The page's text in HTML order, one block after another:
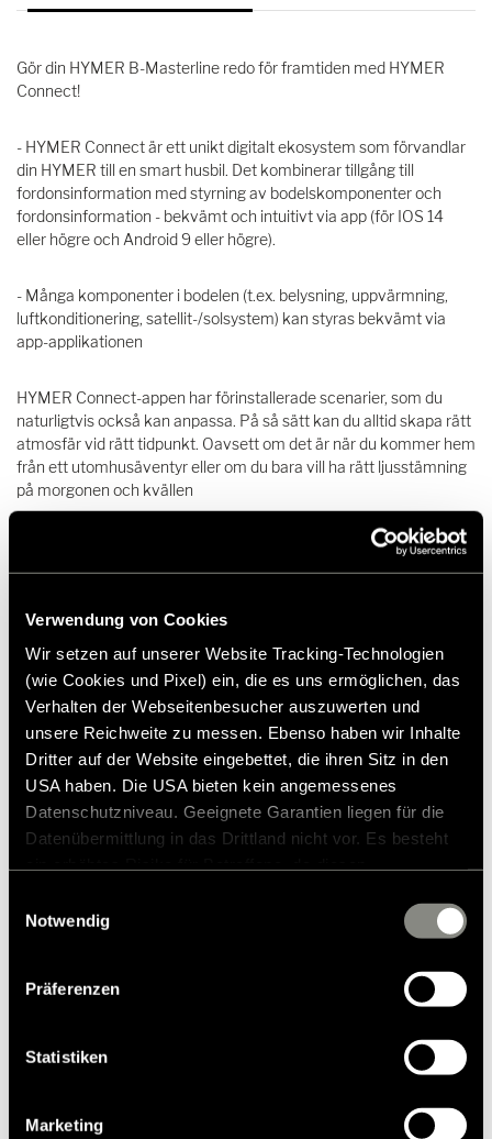
Verwendung von Cookies
Wir setzen auf unserer Website Tracking-Technologien
(wie Cookies und Pixel) ein, die es uns ermöglichen, das
Verhalten der Webseitenbesucher auszuwerten und
unsere Reichweite zu messen. Ebenso haben wir Inhalte
Dritter auf der Website eingebettet, die ihren Sitz in den
USA haben. Die USA bieten kein angemessenes
Datenschutzniveau. Geeignete Garantien liegen für die
Datenübermittlung in das Drittland nicht vor. Es besteht
zustehen. Eingesetzte Dienstleister können Daten für
zusammenführen. Weitere Informationen finden Sie in
unsererDatenschutzerklärung
. Akzeptieren Sie oder
Einstellungen aus, erteilen Sie uns Ihre Einwilligung zur
Verarbeitung Ihrer Daten zu den genannten Zwecken. Die
nicht erforderlich und kann jederzeit über die
Notwendig
Präferenzen
Statistiken
Marketing
Gör din HYMER B-Masterline redo för framtiden med HYMER
Connect!
- HYMER Connect är ett unikt digitalt ekosystem som förvandlar
din HYMER till en smart husbil. Det kombinerar tillgång till
fordonsinformation med styrning av bodelskomponenter och
fordonsinformation - bekvämt och intuitivt via app (för IOS 14
eller högre och Android 9 eller högre).
- Många komponenter i bodelen (t.ex. belysning, uppvärmning,
luftkonditionering, satellit-/solsystem) kan styras bekvämt via
app-applikationen
HYMER Connect-appen har förinstallerade scenarier, som du
naturligtvis också kan anpassa. På så sätt kan du alltid skapa rätt
atmosfär vid rätt tidpunkt. Oavsett om det är när du kommer hem
från ett utomhusäventyr eller om du bara vill ha rätt ljusstämning
på morgonen och kvällen
-Standardinformation kan också enkelt hämtas (t.ex. nivå på
vattentank eller batteristatus)
- Kommunikation med appen i närheten av fordonet via
Bluetooth, fjärrstyrning via mobiltelefon (service ingår under de
första 2 åren - därefter tillkommer extra kostnader)
- Fjärrstyrning eller aktivering av värme eller luftkonditionering
- Tjänsten finns för närvarande tillgänglig i 30 europeiska länder
10.108,00 kr.
Rekommenderat försäljningspris*
Passar artikeln till mitt fordon?